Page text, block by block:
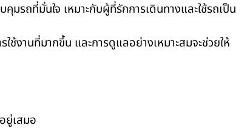
รถที่มั่นใจ เหมาะกับผู้ที่รักการเดินทางและใช้รถเป็น
งานที่มากขึ้น และการดูแลอย่างเหมาะสมจะช่วยให้
ยู่เสมอ